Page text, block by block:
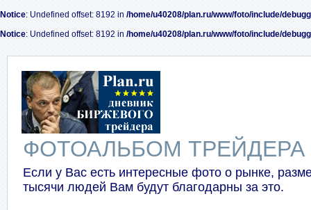
Notice: Undefined offset: 8192 in /home/u40208/plan.ru/www/foto/include/
Notice: Undefined offset: 8192 in /home/u40208/plan.ru/www/foto/include/
ФОТОАЛЬБОМ ТРЕЙДЕРА
Если у Вас есть интересные фото о рынке,
тысячи людей Вам будут благодарны за это.